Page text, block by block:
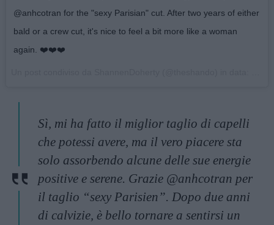
@anhcotran for the "sexy Parisian" cut. After two years of either
bald or a crew cut, it's nice to feel a bit more like a woman
again. ❤️❤️❤️
Sì, mi ha fatto il miglior taglio di capelli
che potessi avere, ma il vero piacere sta
solo assorbendo alcune delle sue energie
positive e serene. Grazie @anhcotran per
il taglio “sexy Parisien”. Dopo due anni
di calvizie, è bello tornare a sentirsi un